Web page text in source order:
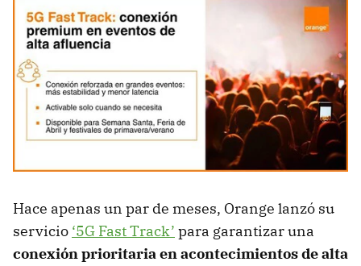
Hace apenas un par de meses, Orange lanzó su
servicio ‘5G Fast Track’ para garantizar una
conexión prioritaria en acontecimientos de alta